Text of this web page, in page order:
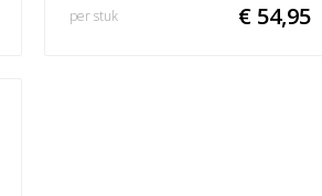
€ 54,95
per stuk